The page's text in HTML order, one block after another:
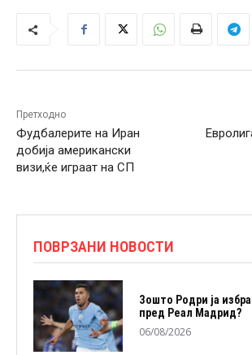
Претходно
Фудбалерите на Иран
добија американски
визи,ќе играат на СП
ПОВРЗАНИ НОВОСТИ
Зошто Родри ја
пред Реал Мадрид?
06/08/2026